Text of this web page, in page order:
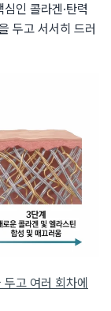
인 콜라겐·탄력
두고 서서히 드러
두고 여러 회차에